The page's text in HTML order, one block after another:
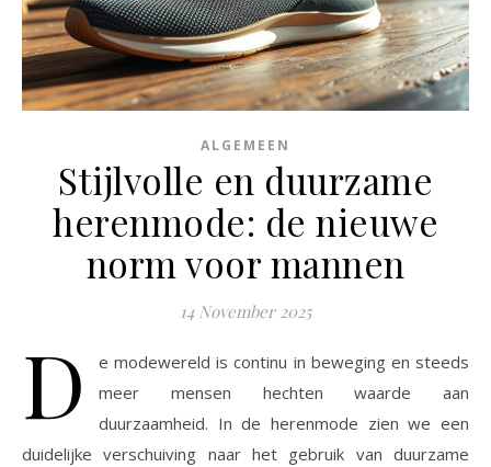
ALGEMEEN
Stijlvolle en duurzame
herenmode: de nieuwe
norm voor mannen
14 November 2025
D
e modewereld is continu in beweging en steeds
meer mensen hechten waarde aan
duurzaamheid. In de herenmode zien we een
duidelijke verschuiving naar het gebruik van duurzame